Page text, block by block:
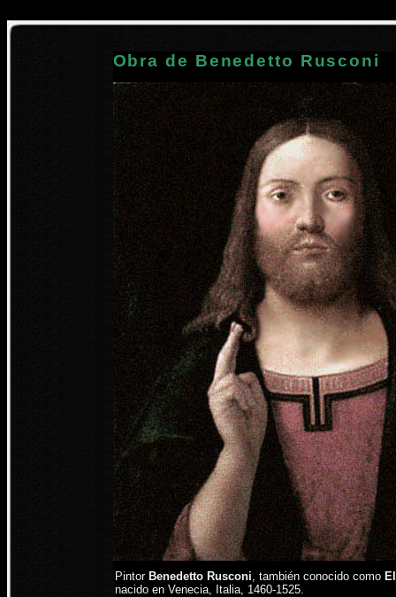
Obra de Benedetto Rusconi
Pintor Benedetto Rusconi, también conocido como
nacido en Venecia, Italia, 1460-1525.